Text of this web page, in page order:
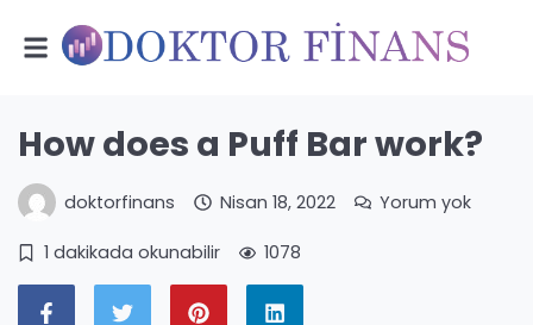
How does a Puff Bar work?
doktorfinans Nisan 18, 2022 Yorum yok
1 dakikada okunabilir 1078